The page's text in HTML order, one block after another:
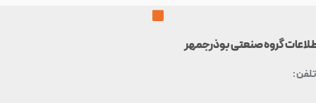
گروه صنعتی بوذرجمهر
: